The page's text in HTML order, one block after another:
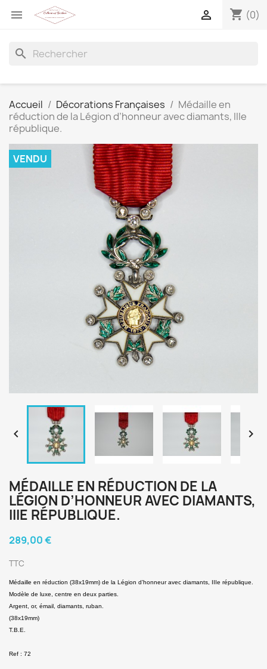
 shopping_cart (0)

search
Accueil Décorations Françaises
Médaille en
réduction de la Légion d’honneur avec diamants, IIIe
république.
VENDU
 
MÉDAILLE EN RÉDUCTION DE LA
LÉGION D’HONNEUR AVEC DIAMANTS,
IIIE RÉPUBLIQUE.
289,00 €
TTC
Médaille en réduction (38x19mm) de la Légion d’honneur avec diamants, IIIe république.
Modèle de luxe, centre en deux parties.
Argent, or, émail, diamants, ruban.
(38x19mm)
T.B.E.
Ref : 72